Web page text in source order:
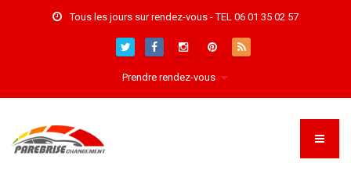
Tous les jours sur rendez-vous - TEL 06 01 35 02 57
Prendre rendez-vous